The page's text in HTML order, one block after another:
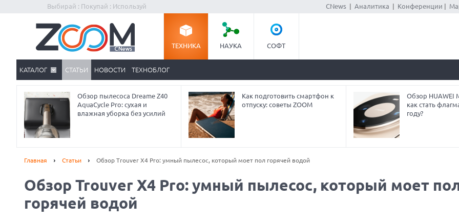
Выбирай : Покупай : Используй CNews| Аналитика Конференции
ТЕХНИКА НАУКА СОФТ
КАТАЛОГ СТАТЬИ НОВОСТИ ТЕХНОБЛОГ
Обзор пылесоса Dreame Z40
AquaCycle Pro: сухая и
влажная уборка без усилий
Как подготовить смартфон к
отпуску: советы ZOOM
Обзор HUAWEI
как стать
году?
Главная Статьи Обзор Trouver X4 Pro: умный пылесос, который моет пол горячей водой
Обзор Trouver X4 Pro: умный пылесос, который моет
горячей водой